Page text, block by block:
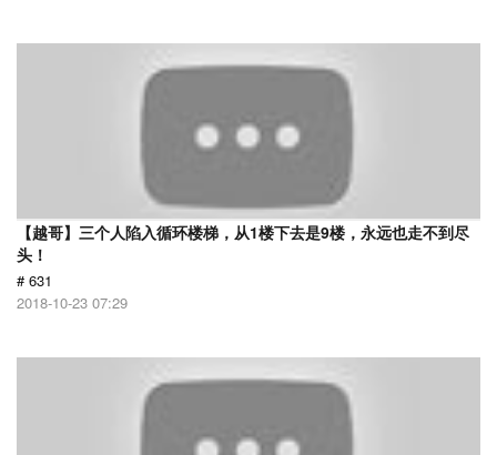
【越哥】三个人陷入循环楼梯，从1楼下去是9楼，永远也走不到尽
头！
# 631
2018-10-23 07:29